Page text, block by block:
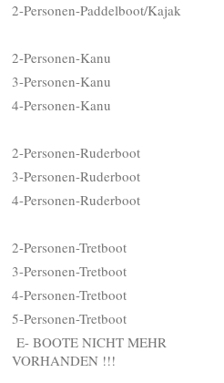
2-Personen-Paddelboot/Kajak
2-Personen-Kanu
3-Personen-Kanu
4-Personen-Kanu
2-Personen-Ruderboot
3-Personen-Ruderboot
4-Personen-Ruderboot
2-Personen-Tretboot
3-Personen-Tretboot
4-Personen-Tretboot
5-Personen-Tretboot
E- BOOTE NICHT MEHR
VORHANDEN !!!